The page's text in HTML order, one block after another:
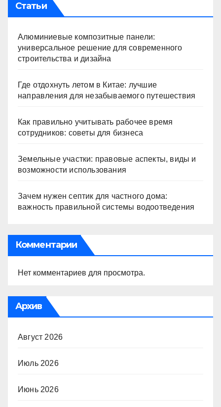
Статьи
Алюминиевые композитные панели:
универсальное решение для современного
строительства и дизайна
Где отдохнуть летом в Китае: лучшие
направления для незабываемого путешествия
Как правильно учитывать рабочее время
сотрудников: советы для бизнеса
Земельные участки: правовые аспекты, виды и
возможности использования
Зачем нужен септик для частного дома:
важность правильной системы водоотведения
Комментарии
Нет комментариев для просмотра.
Архив
Август 2026
Июль 2026
Июнь 2026